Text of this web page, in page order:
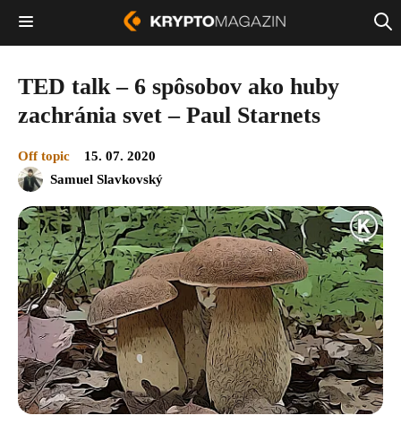
TED talk – 6 spôsobov ako huby
zachránia svet – Paul Starnets
Off topic
15. 07. 2020
Samuel Slavkovský